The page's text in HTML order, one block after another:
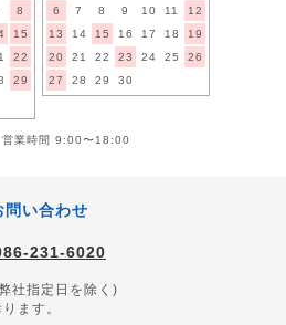
8
15
22
29
6
7 8 9 10 11
12
13
14 15 16 17 18
19
20
21 22 23 24 25
26
27
28 29 30
営業時間 9:00〜18:00
問い合わせ
231-6020
社指定日を除く)
ます。